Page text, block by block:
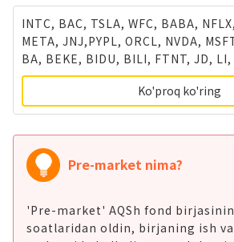
INTC, BAC, TSLA, WFC, BABA,
META, JNJ,PYPL, ORCL, NVDA,
BA, BEKE, BIDU, BILI, FTNT, JD, LI,
TAL, TSM, XPEV, AMC, BB, BYND,
Ko'proq ko'ring
Pre-market nima?
'Pre-market' AQSh fond
soatlaridan oldin, birjaning ish